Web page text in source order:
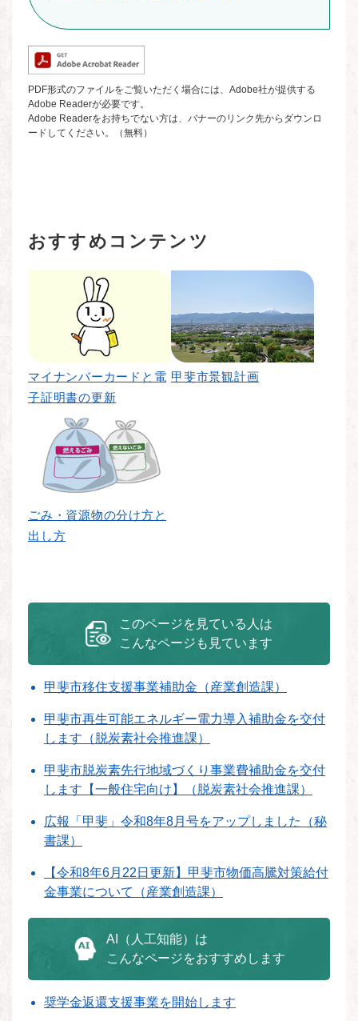
PDF形式のファイルをご覧いただく場合には、Adobe社が提供する
Adobe Readerが必要です。
Adobe Readerをお持ちでない方は、バナーのリンク先からダウンロ
ードしてください。（無料）
おすすめコンテンツ
マイナンバーカードと電
子証明書の更新
甲斐市景観計画
ごみ・資源物の分け方と
出し方
このページを見ている人は
こんなページも見ています
甲斐市移住支援事業補助金（産業創造課）
甲斐市再生可能エネルギー電力導入補助金を交付
します（脱炭素社会推進課）
甲斐市脱炭素先行地域づくり事業費補助金を交付
します【一般住宅向け】（脱炭素社会推進課）
広報「甲斐」令和8年8月号をアップしました（秘
書課）
【令和8年6月22日更新】甲斐市物価高騰対策給付
金事業について（産業創造課）
AI（人工知能）は
こんなページをおすすめします
奨学金返還支援事業を開始します